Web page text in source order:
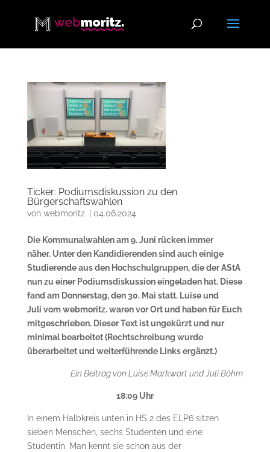
Ticker: Podiumsdiskussion zu den
Bürgerschaftswahlen
von webmoritz. 04.06.2024
Die Kommunalwahlen am 9. Juni rücken immer
näher. Unter den Kandidierenden sind auch einige
Studierende aus den Hochschulgruppen, die der AStA
nun zu einer Podiumsdiskussion eingeladen hat. Diese
fand am Donnerstag, den 30. Mai statt. Luise und
Juli vom webmoritz. waren vor Ort und haben für Euch
mitgeschrieben. Dieser Text ist ungekürzt und nur
minimal bearbeitet (Rechtschreibung wurde
überarbeitet und weiterführende Links ergänzt.)
Ein Beitrag von Luise Markwort und Juli Böhm
18:09 Uhr
In einem Halbkreis unten in HS 2 des ELP6 sitzen
sieben Menschen, sechs Studenten und eine
Studentin. Man kennt sie schon aus der